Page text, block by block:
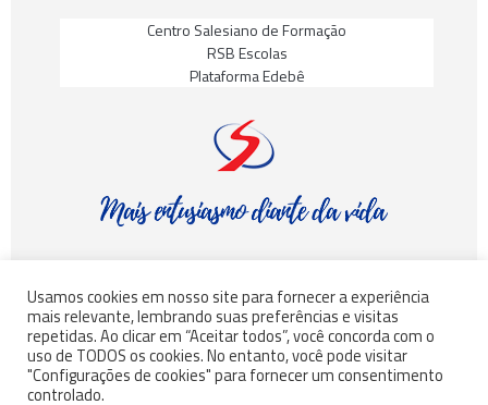
Centro Salesiano de Formação
RSB Escolas
Plataforma Edebê
© Rede Salesiana Brasil – Todos os direitos reservados
Usamos cookies em nosso site para fornecer a experiência
mais relevante, lembrando suas preferências e visitas
repetidas. Ao clicar em “Aceitar todos”, você concorda com o
uso de TODOS os cookies. No entanto, você pode visitar
"Configurações de cookies" para fornecer um consentimento
controlado.